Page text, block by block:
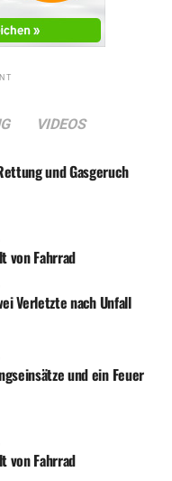
VIDEOS
und Gasgeruch
von Fahrrad
Verletzte nach Unfall
und ein Feuer
von Fahrrad